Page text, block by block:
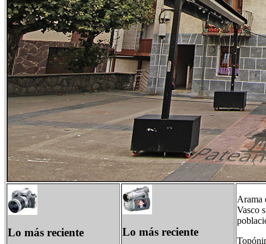
Lo más reciente Lo más reciente
Arama
Vasco